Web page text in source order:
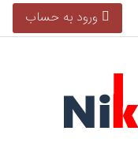
ورود به حساب